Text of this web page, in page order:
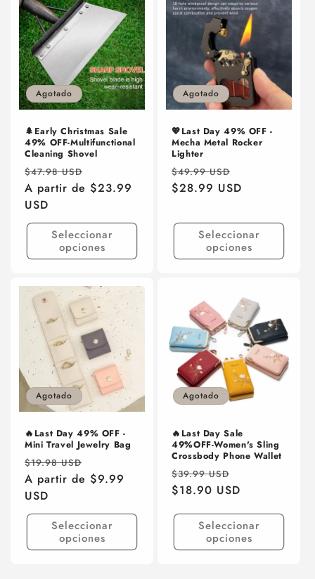
Agotado
🌲Early Christmas Sale
49% OFF-Multifunctional
Cleaning Shovel
Precio
habitual
$47.98 USD
de
A partir de $23.99
USD
Seleccionar
opciones
Agotado
💖Last Day 49% OFF -
Mecha Metal Rocker
Lighter
Precio
habitual
$49.99 USD
de
$28.99 USD
Seleccionar
opciones
Agotado
🔥Last Day 49% OFF -
Mini Travel Jewelry Bag
Precio
habitual
$19.98 USD
de
A partir de $9.99
USD
Seleccionar
opciones
Agotado
🔥Last Day Sale
49%OFF-Women's Sling
Crossbody Phone Wallet
Precio
habitual
$39.99 USD
de
$18.90 USD
Seleccionar
opciones